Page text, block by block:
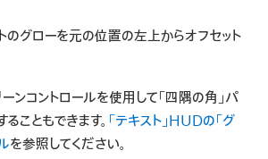
のグローを元の位置の左上からオフセット
ンコントロールを使用して「四隅の角」パ
こともできます。 「テキスト」HUDの「グ
を参照してください。